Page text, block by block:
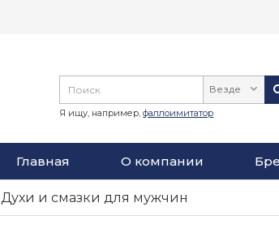
Везде
Я ищу, например,фаллоимитатор
Главная О компании
Духи и смазки для мужчин